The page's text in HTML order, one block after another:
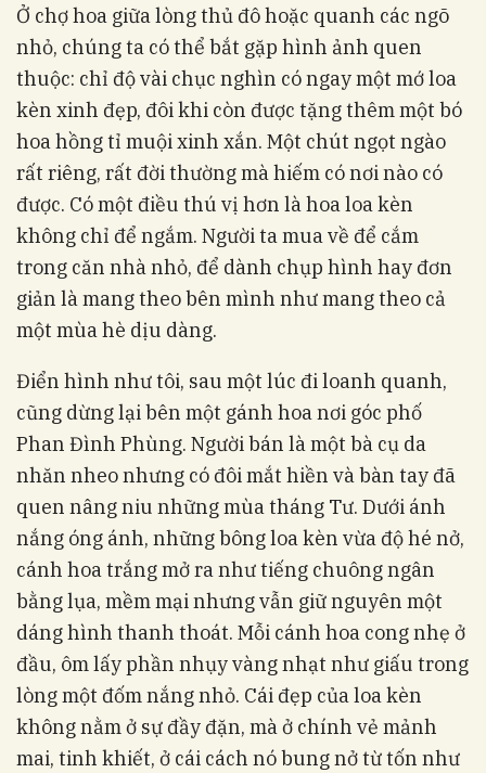
Ở chợ hoa giữa lòng thủ đô hoặc quanh các ngõ
nhỏ, chúng ta có thể bắt gặp hình ảnh quen
thuộc: chỉ độ vài chục nghìn có ngay một mớ loa
kèn xinh đẹp, đôi khi còn được tặng thêm một bó
hoa hồng tỉ muội xinh xắn. Một chút ngọt ngào
rất riêng, rất đời thường mà hiếm có nơi nào có
được. Có một điều thú vị hơn là hoa loa kèn
không chỉ để ngắm. Người ta mua về để cắm
trong căn nhà nhỏ, để dành chụp hình hay đơn
giản là mang theo bên mình như mang theo cả
một mùa hè dịu dàng.
Điển hình như tôi, sau một lúc đi loanh quanh,
cũng dừng lại bên một gánh hoa nơi góc phố
Phan Đình Phùng. Người bán là một bà cụ da
nhăn nheo nhưng có đôi mắt hiền và bàn tay đã
quen nâng niu những mùa tháng Tư. Dưới ánh
nắng óng ánh, những bông loa kèn vừa độ hé nở,
cánh hoa trắng mở ra như tiếng chuông ngân
bằng lụa, mềm mại nhưng vẫn giữ nguyên một
dáng hình thanh thoát. Mỗi cánh hoa cong nhẹ ở
đầu, ôm lấy phần nhụy vàng nhạt như giấu trong
lòng một đốm nắng nhỏ. Cái đẹp của loa kèn
không nằm ở sự đầy đặn, mà ở chính vẻ mảnh
mai, tinh khiết, ở cái cách nó bung nở từ tốn như